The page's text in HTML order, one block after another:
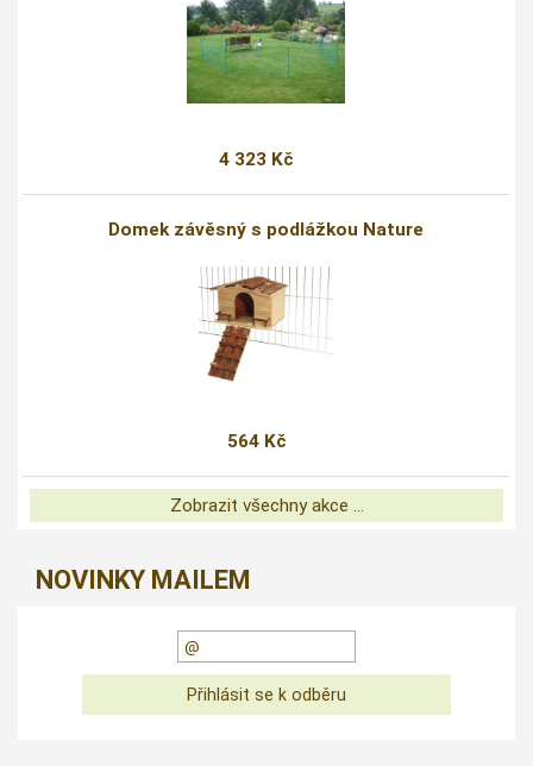
4 323 Kč
Domek závěsný s podlážkou Nature
564 Kč
Zobrazit všechny akce ...
NOVINKY MAILEM